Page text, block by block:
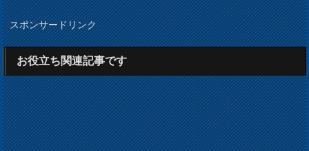
スポンサードリンク
お役立ち関連記事です